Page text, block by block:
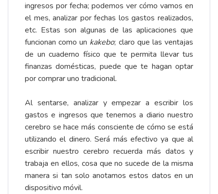
ingresos por fecha; podemos ver cómo vamos en
el mes, analizar por fechas los gastos realizados,
etc. Estas son algunas de las aplicaciones que
funcionan como un kakebo; claro que las ventajas
de un cuaderno físico que te permita llevar tus
finanzas domésticas, puede que te hagan optar
por comprar uno tradicional.
Al sentarse, analizar y empezar a escribir los
gastos e ingresos que tenemos a diario nuestro
cerebro se hace más consciente de cómo se está
utilizando el dinero. Será más efectivo ya que al
escribir nuestro cerebro recuerda más datos y
trabaja en ellos, cosa que no sucede de la misma
manera si tan solo anotamos estos datos en un
dispositivo móvil.